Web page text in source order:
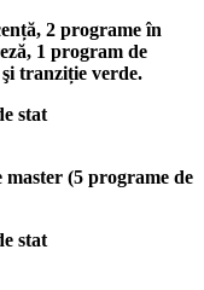
2 programe în
1 program de
tranziție verde.
stat
(5 programe de
stat